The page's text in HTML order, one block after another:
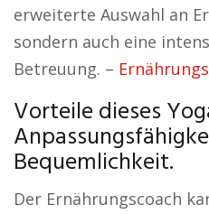
erweiterte Auswahl an
sondern auch eine
Betreuung. –
Vorteile dieses
Bequemlichkeit.
Der Ernährungscoach